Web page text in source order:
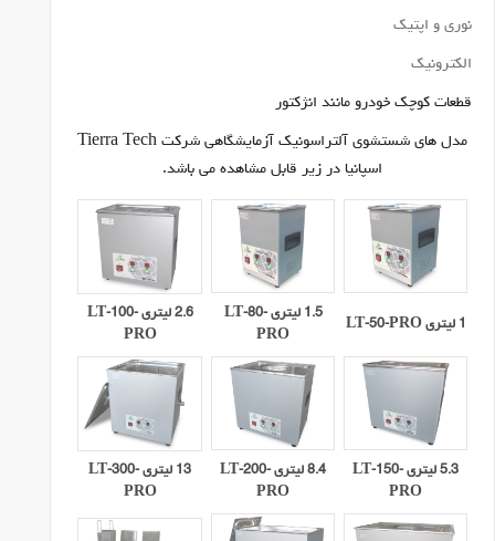
نوری و اپتیک
الکترونیک
قطعات کوچک خودرو مانند انژکتور
مدل های شستشوی آلتراسونیک آزمایشگاهی شرکت Tierra Tech
اسپانیا در زیر قابل مشاهده می باشد.
1 لیتری LT-50-PRO
1.5 لیتری LT-80-
PRO
2.6 لیتری LT-100-
PRO
5.3 لیتری LT-150-
PRO
8.4 لیتری LT-200-
PRO
13 لیتری LT-300-
PRO